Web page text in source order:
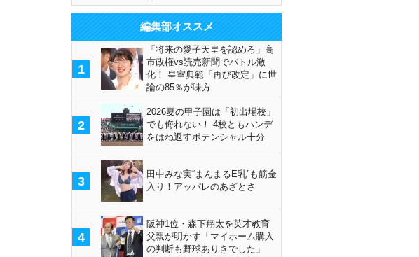
編集部オススメ
1
「将来の愛子天皇を認めろ」高
市政権vs読売新聞でバトル激
化！ 皇室典範「再び改定」に世
論の85％が味方
2
2026夏の甲子園は「初出場校」
でも侮れない！ 4校ともハンデ
をはね返すポテンシャル十分
3
田中みな実“まんまるE乳”も筋金
入り！アッパレのあざとさ
4
阪神1位・森下翔太を英才教育
父親が明かす「マイホーム購入
の判断も野球ありきでした」